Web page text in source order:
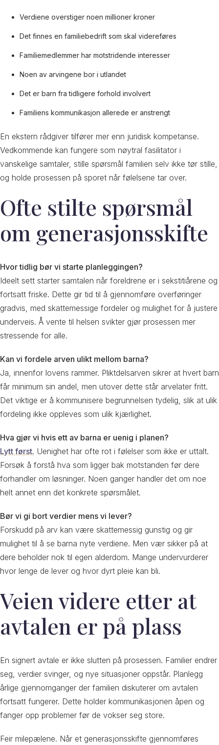
Verdiene overstiger noen millioner kroner
Det finnes en familiebedrift som skal videreføres
Familiemedlemmer har motstridende interesser
Noen av arvingene bor i utlandet
Det er barn fra tidligere forhold involvert
Familiens kommunikasjon allerede er anstrengt
En ekstern rådgiver tilfører mer enn juridisk kompetanse.
Vedkommende kan fungere som nøytral fasilitator i
vanskelige samtaler, stille spørsmål familien selv ikke tør stille,
og holde prosessen på sporet når følelsene tar over.
Ofte stilte spørsmål
om generasjonsskifte
Hvor tidlig bør vi starte planleggingen?
Ideelt sett starter samtalen når foreldrene er i sekstitiårene og
fortsatt friske. Dette gir tid til å gjennomføre overføringer
gradvis, med skattemessige fordeler og mulighet for å justere
underveis. Å vente til helsen svikter gjør prosessen mer
stressende for alle.
Kan vi fordele arven ulikt mellom barna?
Ja, innenfor lovens rammer. Pliktdelsarven sikrer at hvert barn
får minimum sin andel, men utover dette står arvelater fritt.
Det viktige er å kommunisere begrunnelsen tydelig, slik at ulik
fordeling ikke oppleves som ulik kjærlighet.
Hva gjør vi hvis ett av barna er uenig i planen?
Lytt først. Uenighet har ofte rot i følelser som ikke er uttalt.
Forsøk å forstå hva som ligger bak motstanden før dere
forhandler om løsninger. Noen ganger handler det om noe
helt annet enn det konkrete spørsmålet.
Bør vi gi bort verdier mens vi lever?
Forskudd på arv kan være skattemessig gunstig og gir
mulighet til å se barna nyte verdiene. Men vær sikker på at
dere beholder nok til egen alderdom. Mange undervurderer
hvor lenge de lever og hvor dyrt pleie kan bli.
Veien videre etter at
avtalen er på plass
En signert avtale er ikke slutten på prosessen. Familier endrer
seg, verdier svinger, og nye situasjoner oppstår. Planlegg
årlige gjennomganger der familien diskuterer om avtalen
fortsatt fungerer. Dette holder kommunikasjonen åpen og
fanger opp problemer før de vokser seg store.
Feir milepælene. Når et generasjonsskifte gjennomføres